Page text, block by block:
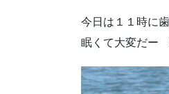
今日は１１時に
眠くて大変だ